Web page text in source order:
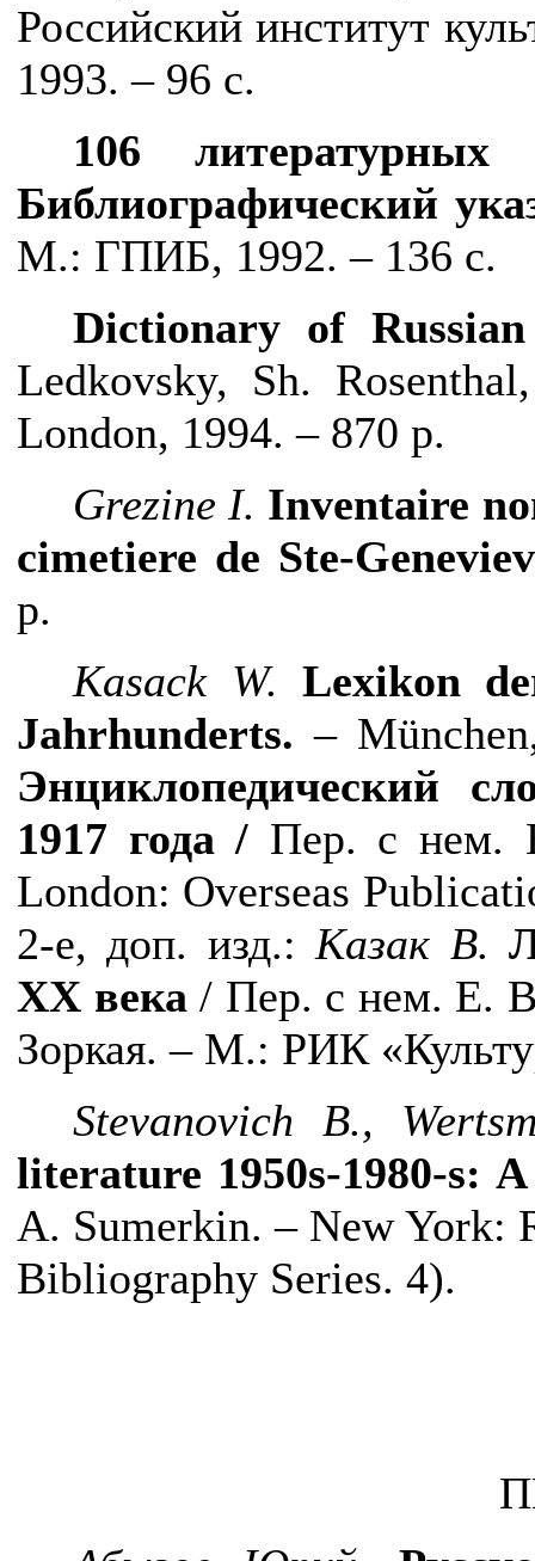
Российский институт
1993. – 96 с.
106 литературных
Библиографический
М.: ГПИБ, 1992. – 136 с.
Dictionary of
Ledkovsky, Sh.
London, 1994. – 870 р.
Grezine I. Inventaire
cimetiere de Ste-
р.
Kasack W. Lexikon
Jahrhunderts. –
Энциклопедический
1917 года/ Пер. с нем.
London: Overseas
2-е, доп. изд.:Казак В.
ХХ века/ Пер. с нем. Е.
Зоркая. – М.: РИК
Stevanovich B.,
literature 1950s-1980-s:
A. Sumerkin. – New York:
Bibliography Series. 4).